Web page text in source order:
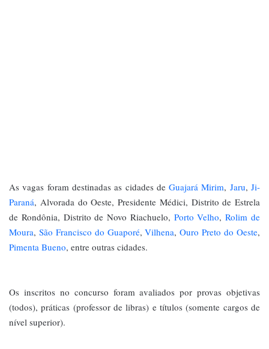
As vagas foram destinadas as cidades deGuajará Mirim, Jaru,Ji-
Paraná, Alvorada do Oeste, Presidente Médici, Distrito de Estrela
de Rondônia, Distrito de Novo Riachuelo, Porto Velho,Rolim de
Moura, São Francisco do Guaporé,Vilhena,Ouro Preto do Oeste,
Pimenta Bueno, entre outras cidades.
Os inscritos no concurso foram avaliados por provas objetivas
(todos), práticas (professor de libras) e títulos (somente cargos de
nível superior).